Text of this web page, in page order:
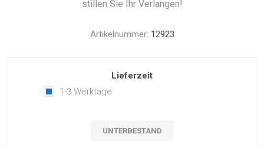
stillen Sie Ihr Verlangen!
Artikelnummer: 12923
Lieferzeit
1-3 Werktage
UNTERBESTAND